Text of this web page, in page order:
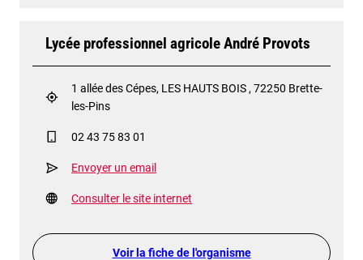
Lycée professionnel agricole André Provots
1 allée des Cépes, LES HAUTS BOIS , 72250 Brette-
les-Pins
02 43 75 83 01
Envoyer un email
Consulter le site internet
Voir la fiche de l'organisme